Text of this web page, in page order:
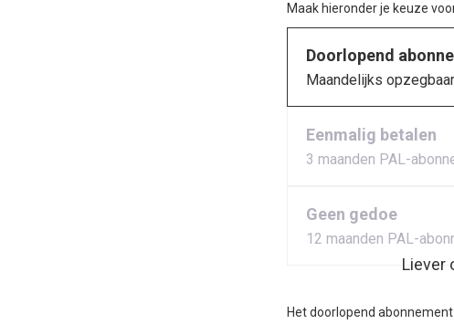
Maak hieronder je keuze
Doorlopend
Maandelijks opzegbaar
Eenmalig betalen
3 maanden PAL-
Geen gedoe
12 maanden PAL-
Liever
Het doorlopend